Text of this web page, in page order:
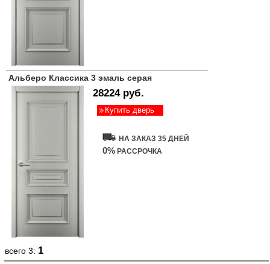
Альберо Классика 3 эмаль серая
28224 руб.
Купить дверь
НА ЗАКАЗ 35 ДНЕЙ
0% РАССРОЧКА
всего 3: 1